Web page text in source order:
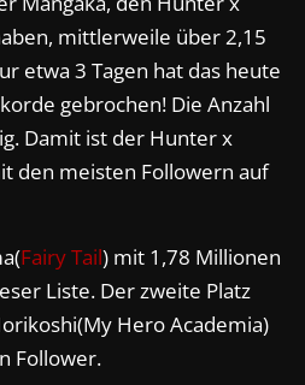
mittlerweile über 2,15
etwa 3 Tagen hat das heute
gebrochen! Die Anzahl
Damit ist der Hunter x
den meisten Followern auf
Fairy Tail) mit 1,78 Millionen
Liste. Der zweite Platz
Hero Academia)
Follower.